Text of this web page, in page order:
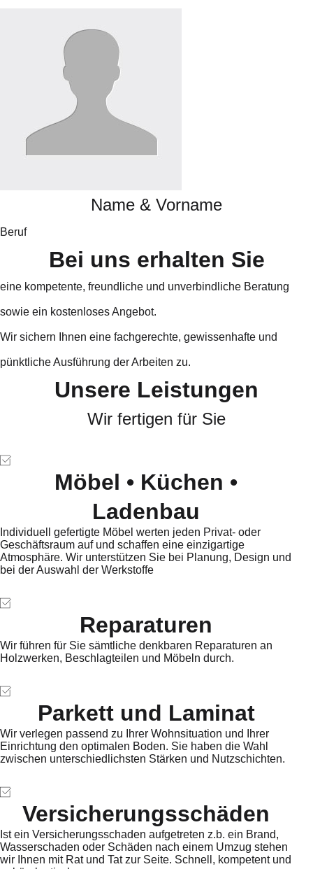
Name & Vorname
Beruf
Bei uns erhalten Sie
eine kompetente, freundliche und unverbindliche Beratung
sowie ein kostenloses Angebot.
Wir sichern Ihnen eine fachgerechte, gewissenhafte und
pünktliche Ausführung der Arbeiten zu.
Unsere Leistungen
Wir fertigen für Sie
Möbel • Küchen •
Ladenbau
Individuell gefertigte Möbel werten jeden Privat- oder
Geschäftsraum auf und schaffen eine einzigartige
Atmosphäre. Wir unterstützen Sie bei Planung, Design und
bei der Auswahl der Werkstoffe
Reparaturen
Wir führen für Sie sämtliche denkbaren Reparaturen an
Holzwerken, Beschlagteilen und Möbeln durch.
Parkett und Laminat
Wir verlegen passend zu Ihrer Wohnsituation und Ihrer
Einrichtung den optimalen Boden. Sie haben die Wahl
zwischen unterschiedlichsten Stärken und Nutzschichten.
Versicherungsschäden
Ist ein Versicherungsschaden aufgetreten z.b. ein Brand,
Wasserschaden oder Schäden nach einem Umzug stehen
wir Ihnen mit Rat und Tat zur Seite. Schnell, kompetent und